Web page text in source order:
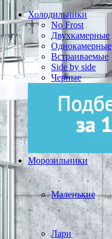
Холодильники
No Frost
Двухкамерные
Однокамерные
Встраиваемые
Side by side
Черные
Морозильники
Маленькие
Лари